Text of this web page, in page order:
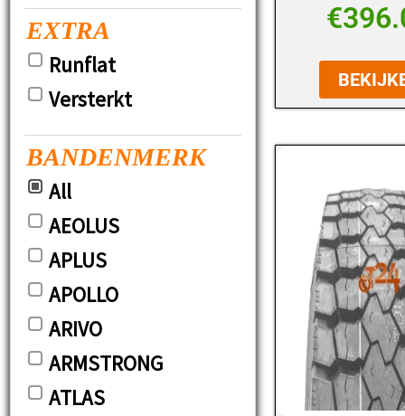
EXTRA
Runflat
Versterkt
BANDENMERK
All
AEOLUS
APLUS
APOLLO
ARIVO
ARMSTRONG
ATLAS
€